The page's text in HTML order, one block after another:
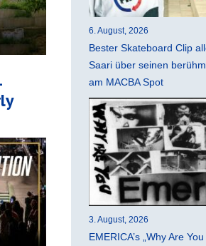
6. August, 2026
Bester Skateboard Clip
Saari über seinen
am MACBA Spot
3. August, 2026
EMERICA’s „Why Are